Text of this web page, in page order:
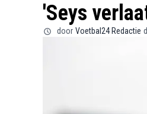
'Seys
door Voetbal24 Redactie